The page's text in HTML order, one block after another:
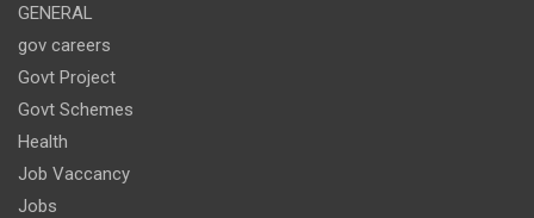
GENERAL
gov careers
Govt Project
Govt Schemes
Health
Job Vaccancy
Jobs